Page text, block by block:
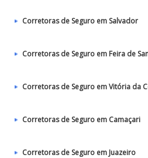
Corretoras de Seguro em Salvador
Corretoras de Seguro em Feira de
Corretoras de Seguro em Vitória da
Corretoras de Seguro em Camaçari
Corretoras de Seguro em Juazeiro